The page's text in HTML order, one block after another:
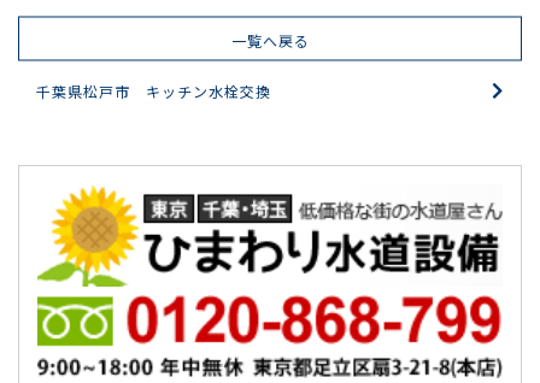
一覧へ戻る
千葉県松戸市 キッチン水栓交換